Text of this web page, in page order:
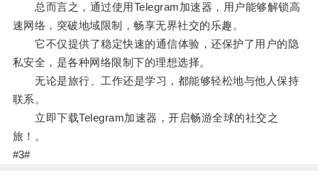
总而言之，通过使用Telegram加速器，用户能够解锁高
速网络，突破地域限制，畅享无界社交的乐趣。
它不仅提供了稳定快速的通信体验，还保护了用户的隐
私安全，是各种网络限制下的理想选择。
无论是旅行、工作还是学习，都能够轻松地与他人保持
联系。
立即下载Telegram加速器，开启畅游全球的社交之
旅！。
#3#